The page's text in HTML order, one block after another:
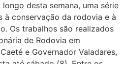
desta semana, uma série
à conservação da rodovia e à
Os trabalhos são realizados
de Rodovia em
e Governador Valadares,